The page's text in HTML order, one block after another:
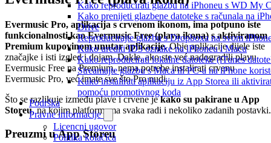
Kako reproducirati glazbu na iPhoneu s WD My
Kako prenijeti glazbene datoteke s računala na
Drive
Reproducirajte glazbu s Dropboxa na svom
Kako urediti ID3 oznake na iPhoneu i Macu
Kako reproducirati lokalne datoteke (iTunes
Streamajte glazbu s Maca ili PC-a na iPhone
Kako instalirati aplikaciju iz App Storea ili
pomoću promotivnog koda
Podrška
Pravne informacije
Licencni ugovor
Politika kolačića
Evermusic Pro, aplikacija s crvenom ikonom, ima potpuno iste
funkcionalnosti kao Evermusic Free (plava ikona) s aktiviranom
Premium kupovinom unutar aplikacije.Obje aplikacije dijele iste
značajke i isti izgled i dojam. Dakle, ako ste već nadogradili plavu
Evermusic Free na Premium, nema potrebe instalirati crvenu
Evermusic Pro, već imate sve što Pro nudi.
Što se razlikuje između plave i crvene jekako su pakirane u App
Storeu, na kojim platformama svaka radi i nekoliko zadanih postavki.
Preuzmi u App Storeu